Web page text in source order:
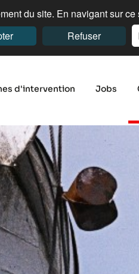
du site. En navigant sur
Refuser
d'intervention Jobs